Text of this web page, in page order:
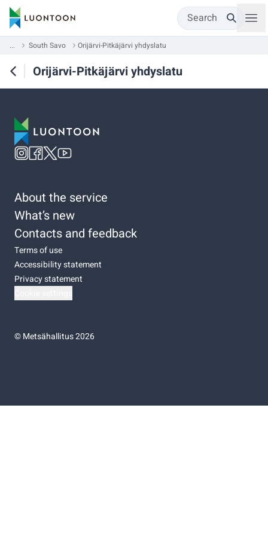
Search
... South Savo Orijärvi-Pitkäjärvi yhdyslatu
Orijärvi-Pitkäjärvi yhdyslatu
About the service
What’s new
Contacts and feedback
Terms of use
Accessibility statement
Privacy statement
©Metsähallitus 2026